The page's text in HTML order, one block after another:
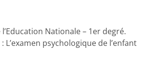
Nationale – 1er degré.
psychologique de l’enfant